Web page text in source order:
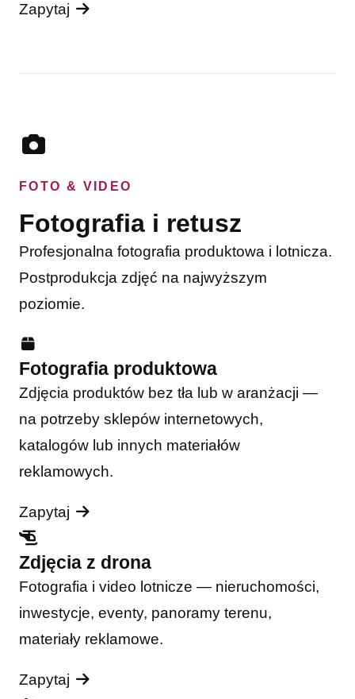
Zapytaj
FOTO & VIDEO
Fotografia i retusz
Profesjonalna fotografia produktowa i lotnicza.
Postprodukcja zdjęć na najwyższym
poziomie.
Fotografia produktowa
Zdjęcia produktów bez tła lub w aranżacji —
na potrzeby sklepów internetowych,
katalogów lub innych materiałów
reklamowych.
Zapytaj
Zdjęcia z drona
Fotografia i video lotnicze — nieruchomości,
inwestycje, eventy, panoramy terenu,
materiały reklamowe.
Zapytaj